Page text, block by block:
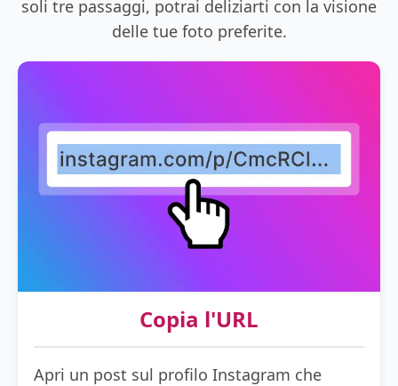
soli tre passaggi, potrai deliziarti con la visione
delle tue foto preferite.
Copia l'URL
Apri un post sul profilo Instagram che